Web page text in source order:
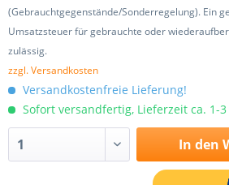
(Gebrauchtgegenstände/Sonderregelung). Ein
Umsatzsteuer für gebrauchte oder
zulässig.
zzgl. Versandkosten
Versandkostenfreie Lieferung!
Sofort versandfertig, Lieferzeit ca. 1-3
In den